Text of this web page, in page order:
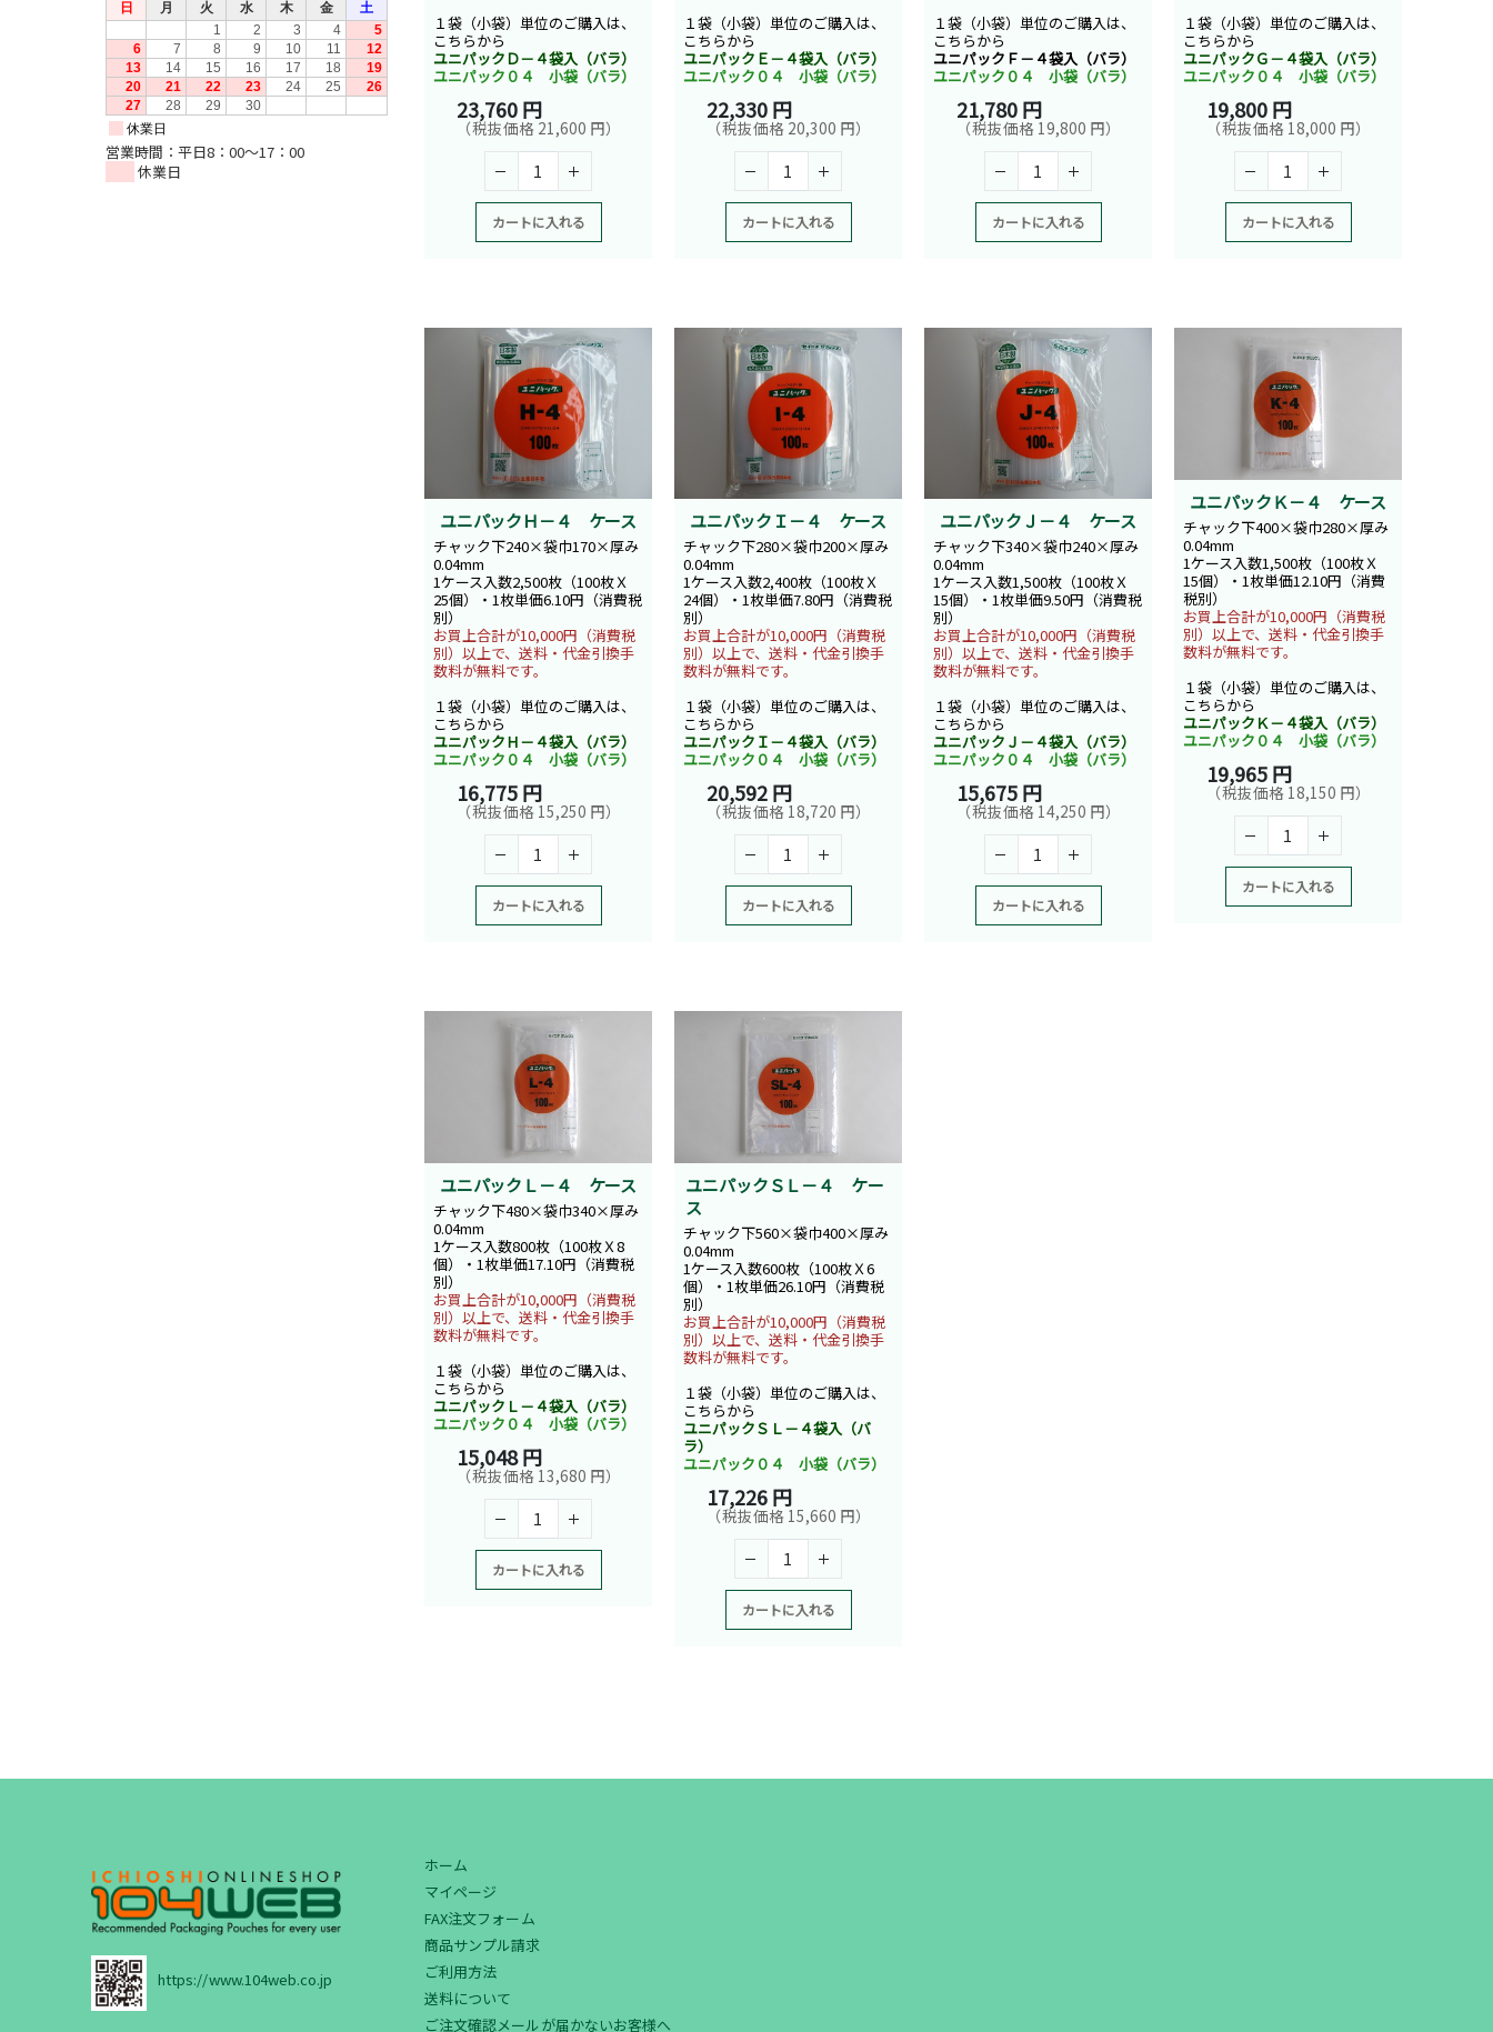
１袋（小袋）単位のご購入は、
こちらから
ユニパックＤ－４袋入（バラ）
ユニパック０４ 小袋（バラ）
23,760 円
（税抜価格 21,600 円）
カートに入れる
１袋（小袋）単位のご購入は、
こちらから
ユニパックＥ－４袋入（バラ）
ユニパック０４ 小袋（バラ）
22,330 円
（税抜価格 20,300 円）
カートに入れる
１袋（小袋）単位のご購入は、
こちらから
ユニパックＦ－４袋入（バラ）
ユニパック０４ 小袋（バラ）
21,780 円
（税抜価格 19,800 円）
カートに入れる
１袋（小袋）単位のご購入は、
こちらから
ユニパックＧ－４袋入（バラ）
ユニパック０４ 小袋（バラ）
19,800 円
（税抜価格 18,000 円）
カートに入れる
ユニパックＨ－４ ケース
チャック下240×袋巾170×厚み
0.04mm
1ケース入数2,500枚（100枚Ｘ
25個）・1枚単価6.10円（消費税
別）
お買上合計が10,000円（消費税
別）以上で、送料・代金引換手
数料が無料です。
１袋（小袋）単位のご購入は、
こちらから
ユニパックＨ－４袋入（バラ）
ユニパック０４ 小袋（バラ）
16,775 円
（税抜価格 15,250 円）
カートに入れる
ユニパックＩ－４ ケース
チャック下280×袋巾200×厚み
0.04mm
1ケース入数2,400枚（100枚Ｘ
24個）・1枚単価7.80円（消費税
別）
お買上合計が10,000円（消費税
別）以上で、送料・代金引換手
数料が無料です。
１袋（小袋）単位のご購入は、
こちらから
ユニパックＩ－４袋入（バラ）
ユニパック０４ 小袋（バラ）
20,592 円
（税抜価格 18,720 円）
カートに入れる
ユニパックＪ－４ ケース
チャック下340×袋巾240×厚み
0.04mm
1ケース入数1,500枚（100枚Ｘ
15個）・1枚単価9.50円（消費税
別）
お買上合計が10,000円（消費税
別）以上で、送料・代金引換手
数料が無料です。
１袋（小袋）単位のご購入は、
こちらから
ユニパックＪ－４袋入（バラ）
ユニパック０４ 小袋（バラ）
15,675 円
（税抜価格 14,250 円）
カートに入れる
ユニパックＫ－４ ケース
チャック下400×袋巾280×厚み
0.04mm
1ケース入数1,500枚（100枚Ｘ
15個）・1枚単価12.10円（消費
税別）
お買上合計が10,000円（消費税
別）以上で、送料・代金引換手
数料が無料です。
１袋（小袋）単位のご購入は、
こちらから
ユニパックＫ－４袋入（バラ）
ユニパック０４ 小袋（バラ）
19,965 円
（税抜価格 18,150 円）
カートに入れる
ユニパックＬ－４ ケース
チャック下480×袋巾340×厚み
0.04mm
1ケース入数800枚（100枚Ｘ8
個）・1枚単価17.10円（消費税
別）
お買上合計が10,000円（消費税
別）以上で、送料・代金引換手
数料が無料です。
１袋（小袋）単位のご購入は、
こちらから
ユニパックＬ－４袋入（バラ）
ユニパック０４ 小袋（バラ）
15,048 円
（税抜価格 13,680 円）
カートに入れる
ユニパックＳＬ－４ ケー
ス
チャック下560×袋巾400×厚み
0.04mm
1ケース入数600枚（100枚Ｘ6
個）・1枚単価26.10円（消費税
別）
お買上合計が10,000円（消費税
別）以上で、送料・代金引換手
数料が無料です。
１袋（小袋）単位のご購入は、
こちらから
ユニパックＳＬ－４袋入（バ
ラ）
ユニパック０４ 小袋（バラ）
17,226 円
（税抜価格 15,660 円）
カートに入れる
営業時間：平日8：00～17：00
休業日
https://www.104web.co.jp
ホーム
マイページ
FAX注文フォーム
商品サンプル請求
ご利用方法
送料について
ご注文確認メールが届かないお客様へ